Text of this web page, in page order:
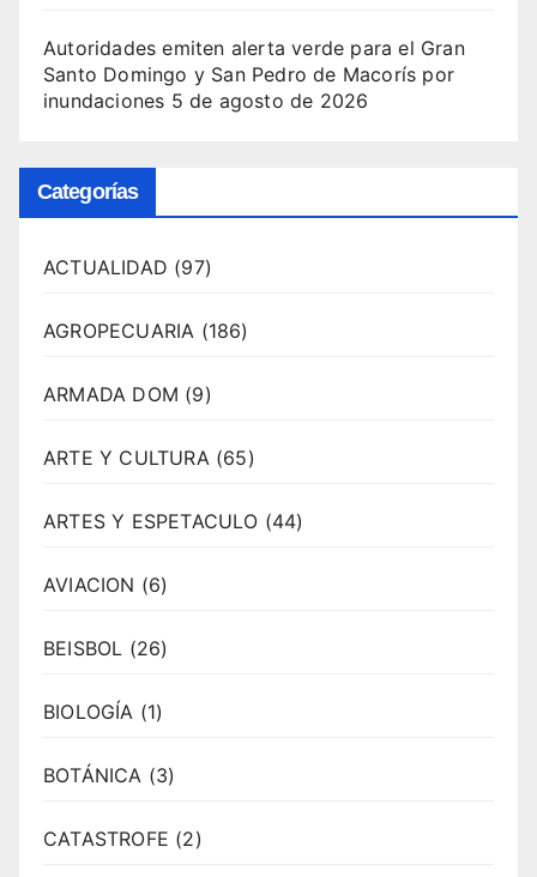
Autoridades emiten alerta verde para el Gran
Santo Domingo y San Pedro de Macorís por
inundaciones 5 de agosto de 2026
Categorías
ACTUALIDAD (97)
AGROPECUARIA (186)
ARMADA DOM (9)
ARTE Y CULTURA(65)
ARTES Y ESPETACULO (44)
AVIACION (6)
BEISBOL (26)
BIOLOGÍA (1)
BOTÁNICA (3)
CATASTROFE (2)